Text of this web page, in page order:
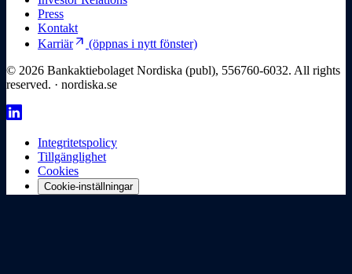
Press
Kontakt
Karriärarrow_outward (öppnas i nytt fönster)
© 2026 Bankaktiebolaget Nordiska (publ), 556760-6032. All rights
reserved. · nordiska.se
Integritetspolicy
Tillgänglighet
Cookies
Cookie-inställningar